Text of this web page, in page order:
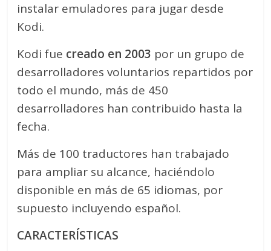
instalar emuladores para jugar desde
Kodi.
Kodi fue creado en 2003 por un grupo de
desarrolladores voluntarios repartidos por
todo el mundo, más de 450
desarrolladores han contribuido hasta la
fecha.
Más de 100 traductores han trabajado
para ampliar su alcance, haciéndolo
disponible en más de 65 idiomas, por
supuesto incluyendo español.
CARACTERÍSTICAS